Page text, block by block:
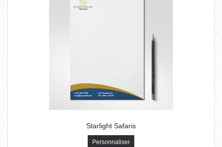
Starlight Safaris
Personnaliser